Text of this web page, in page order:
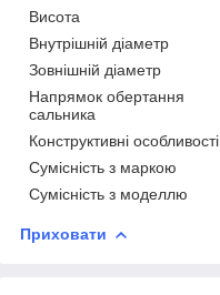
Висота
Внутрішній діаметр
Зовнішній діаметр
Напрямок обертання
сальника
Конструктивні особливості
Сумісність з маркою
Сумісність з моделлю
Приховати